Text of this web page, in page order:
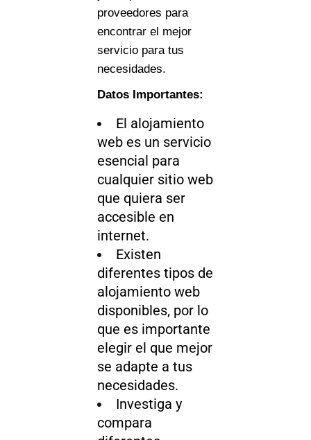
proveedores para
encontrar el mejor
servicio para tus
necesidades.
Datos Importantes:
El alojamiento
web es un servicio
esencial para
cualquier sitio web
que quiera ser
accesible en
internet.
Existen
diferentes tipos de
alojamiento web
disponibles, por lo
que es importante
elegir el que mejor
se adapte a tus
necesidades.
Investiga y
compara